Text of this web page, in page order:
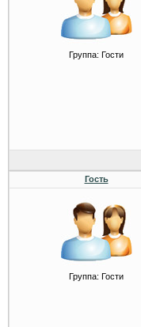
Группа: Гости
Гость
Группа: Гости